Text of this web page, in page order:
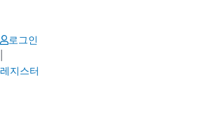
content
로그인
레지스터